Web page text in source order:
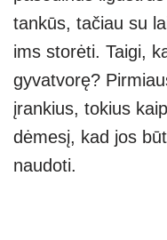
tankūs, tačiau su
ims storėti. Taigi,
gyvatvorę?
įrankius, tokius
dėmesį, kad jos
naudoti.